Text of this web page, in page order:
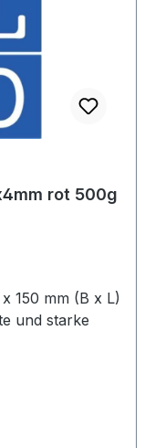
rot 500g
mm (B x L)